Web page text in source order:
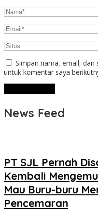
Simpan nama, email, dan
untuk komentar saya
News Feed
PT SJL Pernah
Kembali
Mau Buru-buru
Pencemaran